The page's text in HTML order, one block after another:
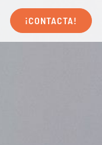
¡CONTACTA!